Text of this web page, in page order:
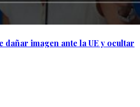
dañar imagen ante la UE y ocultar